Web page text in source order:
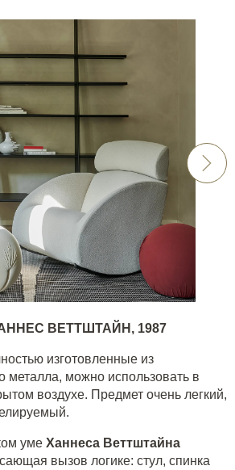
ВЕТТШТАЙН, 1987
изготовленные из
металла, можно использовать в
воздухе. Предмет очень легкий,
уме Ханнеса Веттштайна
вызов логике: стул, спинка